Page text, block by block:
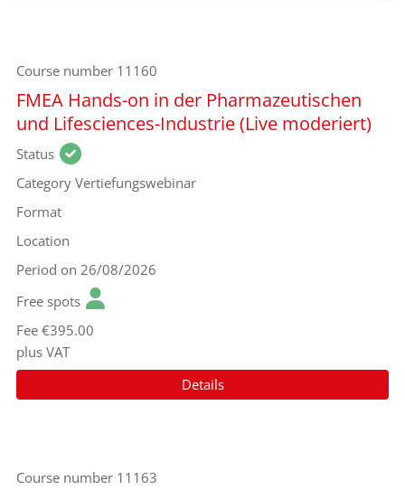
Course number 11160
FMEA Hands-on in der Pharmazeutischen
und Lifesciences-Industrie (Live moderiert)
Status
Category Vertiefungswebinar
Format
Location
Period on 26/08/2026
Free spots
Fee €395.00
plus VAT
Details
Course number 11163